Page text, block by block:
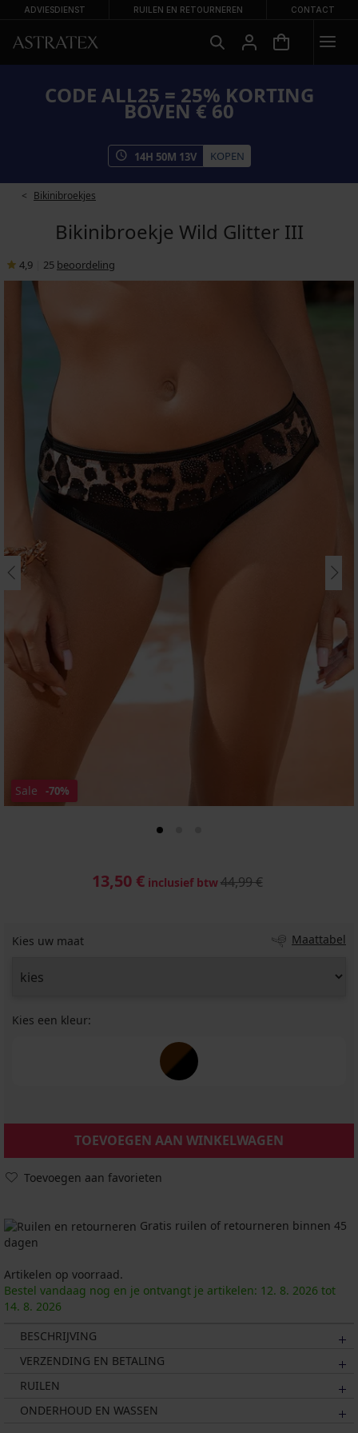
ADVIESDIENST RUILEN EN RETOURNEREN CONTACT
CODE ALL25 = 25% KORTING
BOVEN € 60
14H 50M 13V KOPEN
Bikinibroekjes
Bikinibroekje Wild Glitter III
4,9 25 beoordeling
Sale -70%
13,50 € inclusief btw44,99 €
Kies uw maat Maattabel
Kies een kleur:
TOEVOEGEN AAN WINKELWAGEN
Toevoegen aan favorieten
Gratis ruilen of retourneren binnen 45
dagen
Artikelen op voorraad.
Bestel vandaag nog en je ontvangt je artikelen: 12. 8. 2026 tot
14. 8. 2026
BESCHRIJVING
VERZENDING EN BETALING
RUILEN
ONDERHOUD EN WASSEN